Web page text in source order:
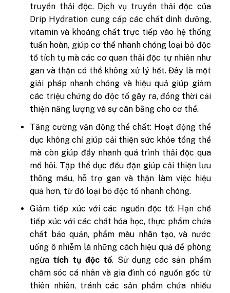
truyền thải độc. Dịch vụ truyền thải độc của
Drip Hydration cung cấp các chất dinh dưỡng,
vitamin và khoáng chất trực tiếp vào hệ thống
tuần hoàn, giúp cơ thể nhanh chóng loại bỏ độc
tố tích tụ mà các cơ quan thải độc tự nhiên như
gan và thận có thể không xử lý hết. Đây là một
giải pháp nhanh chóng và hiệu quả giúp giảm
các triệu chứng do độc tố gây ra, đồng thời cải
thiện năng lượng và sự cân bằng cho cơ thể.
Tăng cường vận động thể chất: Hoạt động thể
dục không chỉ giúp cải thiện sức khỏe tổng thể
mà còn giúp đẩy nhanh quá trình thải độc qua
mồ hôi. Tập thể dục đều đặn giúp cải thiện lưu
thông máu, hỗ trợ gan và thận làm việc hiệu
quả hơn, từ đó loại bỏ độc tố nhanh chóng.
Giảm tiếp xúc với các nguồn độc tố: Hạn chế
tiếp xúc với các chất hóa học, thực phẩm chứa
chất bảo quản, phẩm màu nhân tạo, và nước
uống ô nhiễm là những cách hiệu quả để phòng
ngừa tích tụ độc tố. Sử dụng các sản phẩm
chăm sóc cá nhân và gia đình có nguồn gốc từ
thiên nhiên, tránh các sản phẩm chứa nhiều